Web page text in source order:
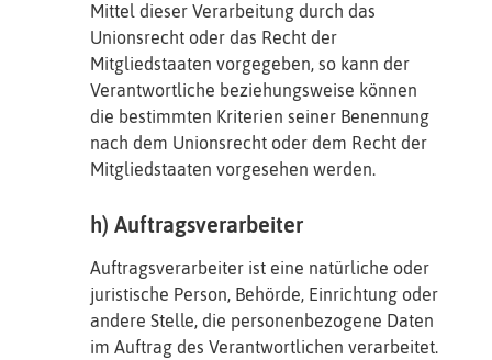
Mittel dieser Verarbeitung durch das
Unionsrecht oder das Recht der
Mitgliedstaaten vorgegeben, so kann der
Verantwortliche beziehungsweise können
die bestimmten Kriterien seiner Benennung
nach dem Unionsrecht oder dem Recht der
Mitgliedstaaten vorgesehen werden.
h) Auftragsverarbeiter
Auftragsverarbeiter ist eine natürliche oder
juristische Person, Behörde, Einrichtung oder
andere Stelle, die personenbezogene Daten
im Auftrag des Verantwortlichen verarbeitet.